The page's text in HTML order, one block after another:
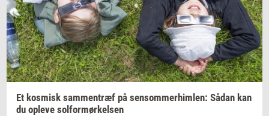
Et kos­misk sam­men­træf på sen­som­mer­him­len: Sådan kan
du op­le­ve sol­for­mør­kel­sen